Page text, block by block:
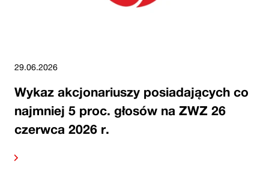
29.06.2026
Wykaz akcjonariuszy posiadających co
najmniej 5 proc. głosów na ZWZ 26
czerwca 2026 r.